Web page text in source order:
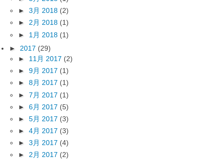
► 3月 2018 (2)
► 2月 2018 (1)
► 1月 2018 (1)
► 2017 (29)
► 11月 2017 (2)
► 9月 2017 (1)
► 8月 2017 (1)
► 7月 2017 (1)
► 6月 2017 (5)
► 5月 2017 (3)
► 4月 2017 (3)
► 3月 2017 (4)
► 2月 2017 (2)